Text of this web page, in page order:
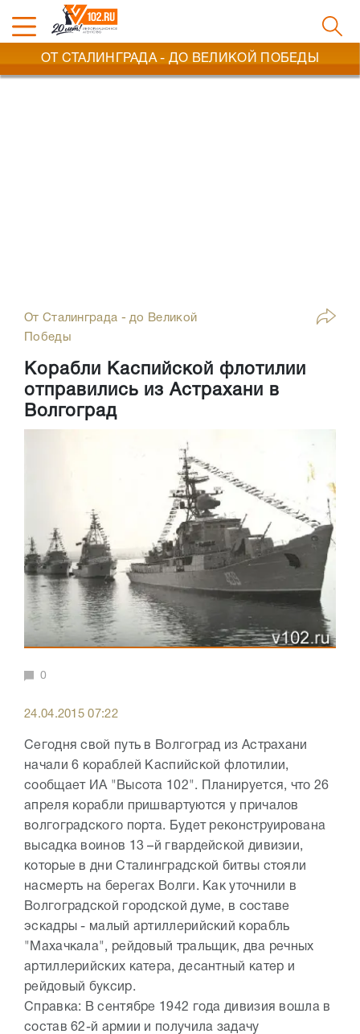
ОТ СТАЛИНГРАДА - ДО ВЕЛИКОЙ ПОБЕДЫ
От Сталинграда - до Великой
Победы
Корабли Каспийской флотилии
отправились из Астрахани в
Волгоград
0
24.04.2015 07:22
Сегодня свой путь в Волгоград из Астрахани
начали 6 кораблей Каспийской флотилии,
сообщает ИА "Высота 102". Планируется, что 26
апреля корабли пришвартуются у причалов
волгоградского порта. Будет реконструирована
высадка воинов 13 –й гвардейской дивизии,
которые в дни Сталинградской битвы стояли
насмерть на берегах Волги. Как уточнили в
Волгоградской городской думе, в составе
эскадры - малый артиллерийский корабль
"Махачкала", рейдовый тральщик, два речных
артиллерийских катера, десантный катер и
рейдовый буксир.
Справка: В сентябре 1942 года дивизия вошла в
состав 62-й армии и получила задачу